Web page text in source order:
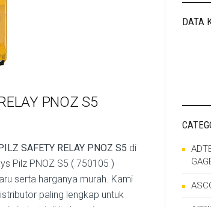
PNOZ S5
SAFETY RELAY PNOZ S5 di
Pilz PNOZ S5 ( 750105 )
serta harganya murah. Kami
paling lengkap untuk
DATA